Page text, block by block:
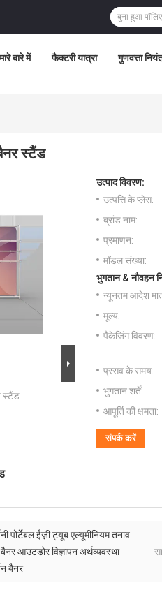
बारे में फैक्टरी यात्रा गुणवत्ता
स्टैंड
स्टैंड
उत्पाद विवरण:
उत्पत्ति के प्लेस:
ब्रांड नाम:
प्रमाणन:
मॉडल संख्या:
भुगतान & नौवहन
न्यूनतम आदेश
मूल्य:
पैकेजिंग विवरण:
प्रसव के समय:
भुगतान शर्तें:
आपूर्ति की क्षमता:
संपर्क करें
पोर्टेबल ईज़ी ट्यूब एल्यूमीनियम तनाव
आउटडोर विज्ञापन अर्थव्यवस्था
बैनर